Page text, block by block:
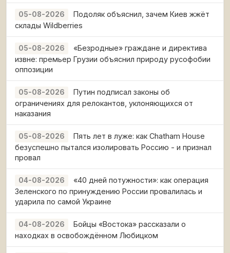
05-08-2026
Подоляк объяснил, зачем Киев жжёт
склады Wildberries
05-08-2026
«Безродные» граждане и директива
извне: премьер Грузии объяснил природу русофобии
оппозиции
05-08-2026
Путин подписал законы об
ограничениях для релокантов, уклоняющихся от
наказания
05-08-2026
Пять лет в луже: как Chatham House
безуспешно пытался изолировать Россию - и признал
провал
04-08-2026
«40 дней потужности»: как операция
Зеленского по принуждению России провалилась и
ударила по самой Украине
04-08-2026
Бойцы «Востока» рассказали о
находках в освобождённом Любицком